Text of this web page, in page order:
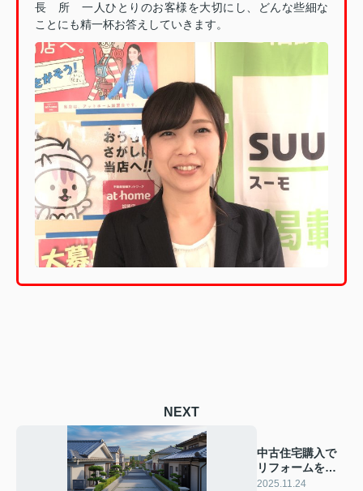
長 所 一人ひとりのお客様を大切にし、どんな些細な
ことにも精一杯お答えしていきます。
NEXT
中古住宅購入で
リフォームを考
え中の方必見！
2025.11.24